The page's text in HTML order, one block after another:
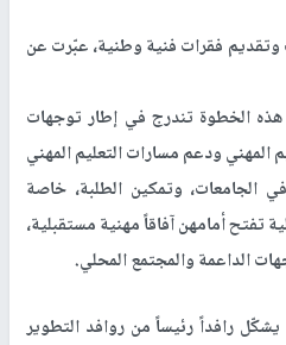
وتقديم فقرات فنية وطنية، عبّرت عن
هذه الخطوة تندرج في إطار توجهات
المهني ودعم مسارات التعليم المهني
الجامعات، وتمكين الطلبة، خاصة
تفتح أمامهن آفاقاً مهنية مستقبلية،
الداعمة والمجتمع المحلي.
رافداً رئيساً من روافد التطوير